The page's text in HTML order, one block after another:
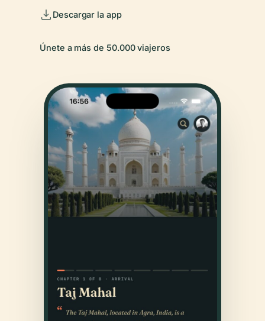
Descargar la app
Únete a más de 50.000 viajeros